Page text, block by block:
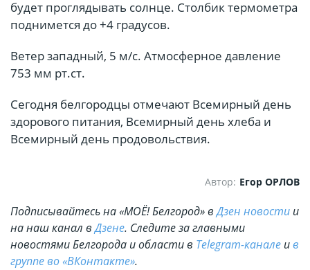
будет проглядывать солнце. Столбик термометра
поднимется до +4 градусов.
Ветер западный, 5 м/с. Атмосферное давление
753 мм рт.ст.
Сегодня белгородцы отмечают Всемирный день
здорового питания, Всемирный день хлеба и
Всемирный день продовольствия.
Автор: Егор ОРЛОВ
Подписывайтесь на «МОЁ! Белгород» вДзен новости и
на наш канал вДзене. Cледите за главными
новостями Белгорода и области в Telegram-канале ив
группе во «ВКонтакте».